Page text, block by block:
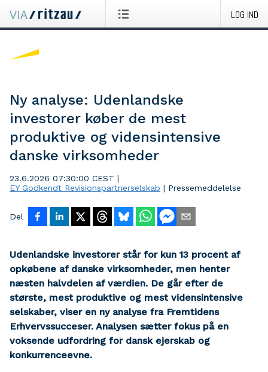
LOG IND
Ny analyse: Udenlandske
investorer køber de mest
produktive og vidensintensive
danske virksomheder
23.6.2026 07:30:00 CEST |
EY Godkendt Revisionspartnerselskab | Pressemeddelelse
Del
Udenlandske investorer står for kun 13 procent af
opkøbene af danske virksomheder, men henter
næsten halvdelen af værdien. De går efter de
største, mest produktive og mest vidensintensive
selskaber, viser en ny analyse fra Fremtidens
Erhvervssucceser. Analysen sætter fokus på en
voksende udfordring for dansk ejerskab og
konkurrenceevne.